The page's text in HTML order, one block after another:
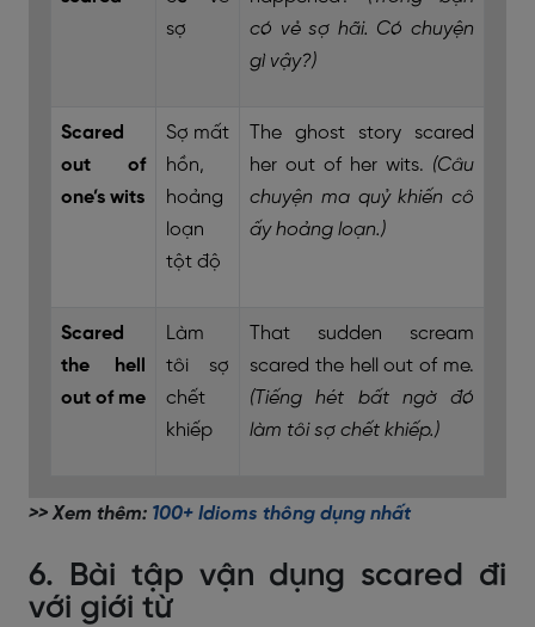
sợ
có vẻ sợ hãi. Có chuyện
gì vậy?)
Scared
out of
one’s wits
Sợ mất
hồn,
hoảng
loạn
tột độ
The ghost story scared
her out of her wits. (Câu
chuyện ma quỷ khiến cô
ấy hoảng loạn.)
Scared
the hell
out of me
Làm
tôi sợ
chết
khiếp
That sudden scream
scared the hell out of me.
(Tiếng hét bất ngờ đó
làm tôi sợ chết khiếp.)
>> Xem thêm: 100+ Idioms thông dụng nhất
6. Bài tập vận dụng scared đi
với giới từ